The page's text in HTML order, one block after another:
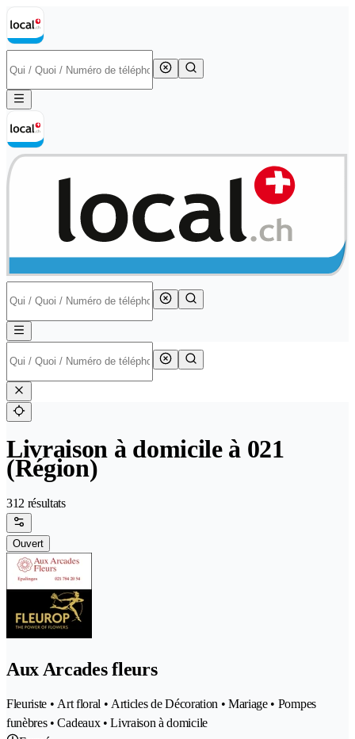
Livraison à domicile à 021
(Région)
312 résultats
Ouvert
Aux Arcades fleurs
Fleuriste • Art floral • Articles de Décoration • Mariage • Pompes
funèbres • Cadeaux • Livraison à domicile